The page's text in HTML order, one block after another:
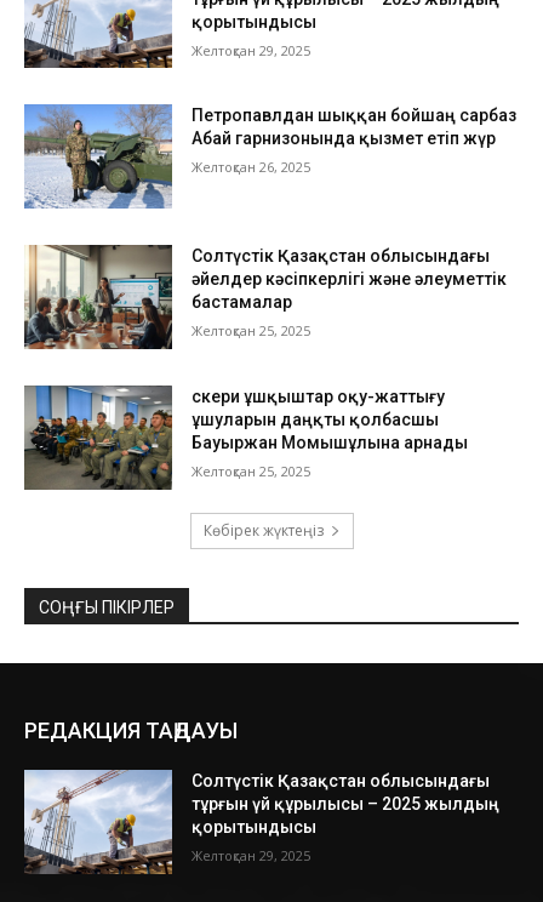
қорытындысы
Желтоқсан 29, 2025
Петропавлдан шыққан бойшаң сарбаз
Абай гарнизонында қызмет етіп жүр
Желтоқсан 26, 2025
Солтүстік Қазақстан облысындағы
әйелдер кәсіпкерлігі және әлеуметтік
бастамалар
Желтоқсан 25, 2025
Әскери ұшқыштар оқу-жаттығу
ұшуларын даңқты қолбасшы
Бауыржан Момышұлына арнады
Желтоқсан 25, 2025
Көбірек жүктеңіз
СОҢҒЫ ПІКІРЛЕР
РЕДАКЦИЯ ТАҢДАУЫ
Солтүстік Қазақстан облысындағы
тұрғын үй құрылысы – 2025 жылдың
қорытындысы
Желтоқсан 29, 2025